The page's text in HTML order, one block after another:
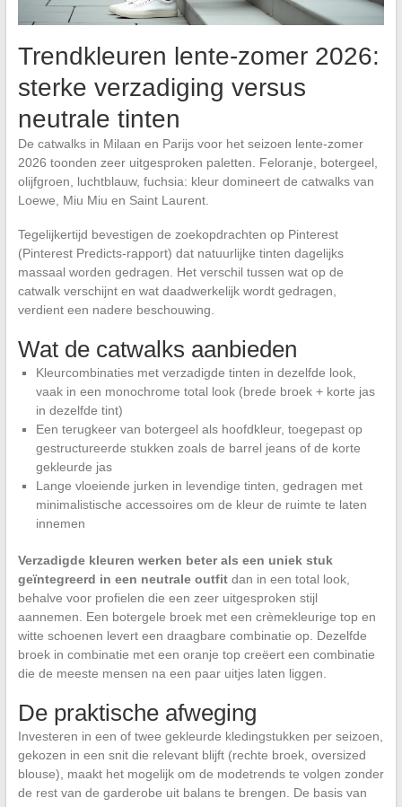
Trendkleuren lente-zomer 2026:
sterke verzadiging versus
neutrale tinten
De catwalks in Milaan en Parijs voor het seizoen lente-zomer
2026 toonden zeer uitgesproken paletten. Feloranje, botergeel,
olijfgroen, luchtblauw, fuchsia: kleur domineert de catwalks van
Loewe, Miu Miu en Saint Laurent.
Tegelijkertijd bevestigen de zoekopdrachten op Pinterest
(Pinterest Predicts-rapport) dat natuurlijke tinten dagelijks
massaal worden gedragen. Het verschil tussen wat op de
catwalk verschijnt en wat daadwerkelijk wordt gedragen,
verdient een nadere beschouwing.
Wat de catwalks aanbieden
Kleurcombinaties met verzadigde tinten in dezelfde look,
vaak in een monochrome total look (brede broek + korte jas
in dezelfde tint)
Een terugkeer van botergeel als hoofdkleur, toegepast op
gestructureerde stukken zoals de barrel jeans of de korte
gekleurde jas
Lange vloeiende jurken in levendige tinten, gedragen met
minimalistische accessoires om de kleur de ruimte te laten
innemen
Verzadigde kleuren werken beter als een uniek stuk
geïntegreerd in een neutrale outfitdan in een total look,
behalve voor profielen die een zeer uitgesproken stijl
aannemen. Een botergele broek met een crèmekleurige top en
witte schoenen levert een draagbare combinatie op. Dezelfde
broek in combinatie met een oranje top creëert een combinatie
die de meeste mensen na een paar uitjes laten liggen.
De praktische afweging
Investeren in een of twee gekleurde kledingstukken per seizoen,
gekozen in een snit die relevant blijft (rechte broek, oversized
blouse), maakt het mogelijk om de modetrends te volgen zonder
de rest van de garderobe uit balans te brengen. De basis van